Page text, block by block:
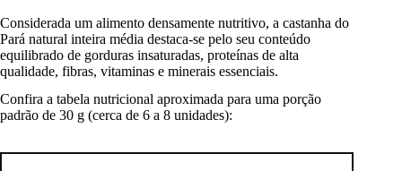
Considerada um alimento densamente nutritivo, a castanha do
Pará natural inteira média destaca-se pelo seu conteúdo
equilibrado de gorduras insaturadas, proteínas de alta
qualidade, fibras, vitaminas e minerais essenciais.
Confira a tabela nutricional aproximada para uma porção
padrão de 30 g (cerca de 6 a 8 unidades):